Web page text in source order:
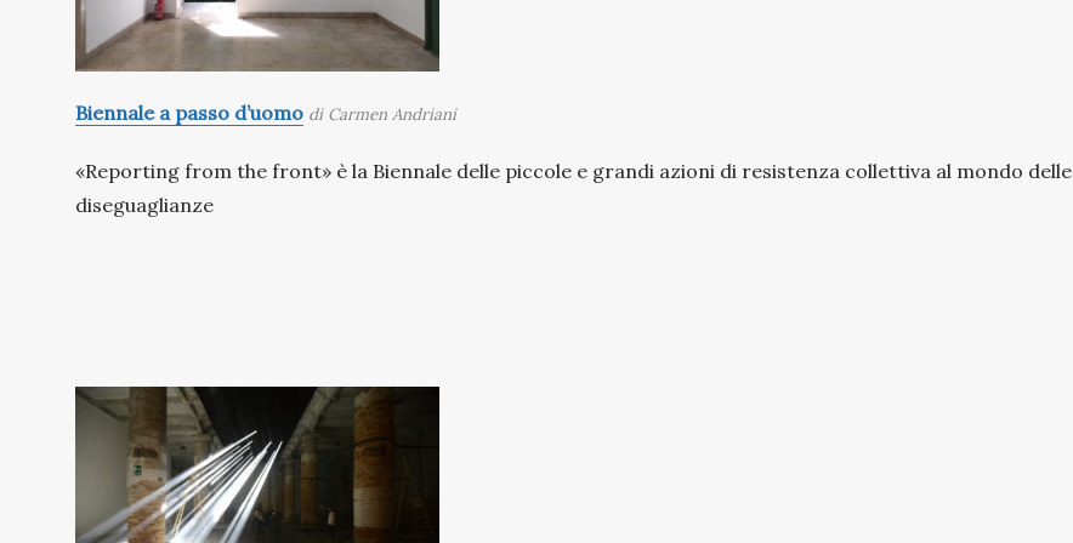
Biennale a passo d’uomo di Carmen Andriani
«Reporting from the front» è la Biennale delle piccole e grandi azioni di resistenza collettiva al mondo delle
diseguaglianze